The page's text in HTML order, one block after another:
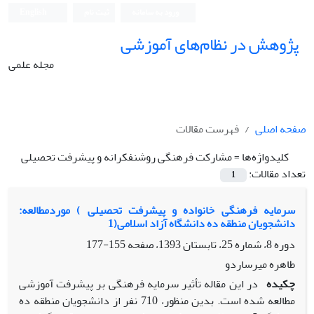
پژوهش در نظام‌های آموزشی
مجله علمی
صفحه اصلی
فهرست مقالات
کلیدواژه‌ها =مشارکت فرهنگی روشنفکرانه و پیشرفت تحصیلی
تعداد مقالات:
1
سرمایه فرهنگی خانواده و پیشرفت تحصیلی ) موردمطالعه:
دانشجویان منطقه ده دانشگاه آزاد اسلامی(1
دوره 8، شماره 25، تابستان 1393، صفحه
155-177
طاهره میرساردو
چکیده در این مقاله تأثیر سرمایه فرهنگی بر پیشرفت آموزشی
مطالعه شده است. بدین منظور، 710 نفر از دانشجویان منطقه ده